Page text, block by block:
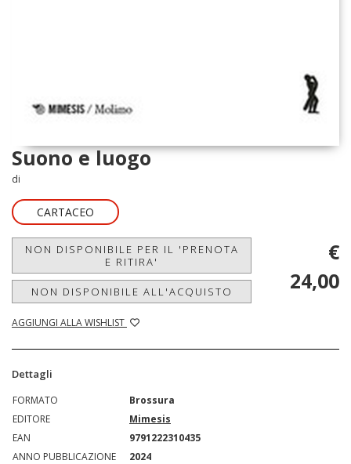
Suono e luogo
di
CARTACEO
NON DISPONIBILE PER IL 'PRENOTA
E RITIRA'
NON DISPONIBILE ALL'ACQUISTO
AGGIUNGI ALLA WISHLIST
€
24,00
Dettagli
FORMATO
Brossura
EDITORE
Mimesis
EAN
9791222310435
ANNO PUBBLICAZIONE
2024